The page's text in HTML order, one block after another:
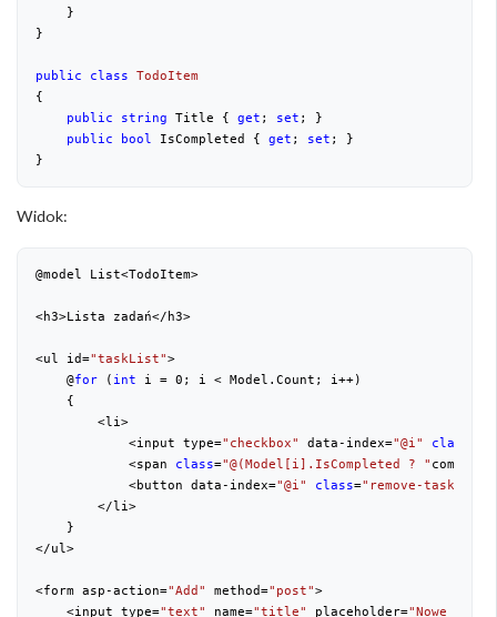
    }
}
public class TodoItem
{
public
string Title { get ; set ; }
public
bool IsCompleted { get ; set ; }
}
Widok:
@model List<TodoItem>
<h3>Lista zadań</h3>
<ul id="taskList">
    @
for ( int i = 0 ; i < Model.Count; i++)
    {
        <li>
            <input type=
"checkbox" data-index="@i" class
            <span
class="@(Model[i].IsCompleted ? "
            <button data-index=
"@i" class="remove-task"
        </li>
    }
</ul>
<form asp-action="Add" method="post">
    <input type=
"text" name="title" placeholder="Nowe